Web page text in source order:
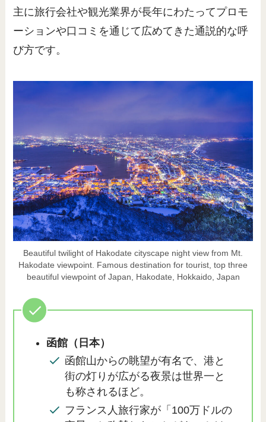
主に旅行会社や観光業界が長年にわたってプロモ
ーションや口コミを通じて広めてきた通説的な呼
び方です。
Beautiful twilight of Hakodate cityscape night view from Mt.
Hakodate viewpoint. Famous destination for tourist, top three
beautiful viewpoint of Japan, Hakodate, Hokkaido, Japan
函館（日本）
函館山からの眺望が有名で、港と
街の灯りが広がる夜景は世界一と
も称されるほど。
フランス人旅行家が「100万ドルの